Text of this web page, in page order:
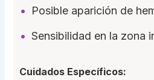
Posible aparición de
Sensibilidad en la zona
Cuidados Específicos: